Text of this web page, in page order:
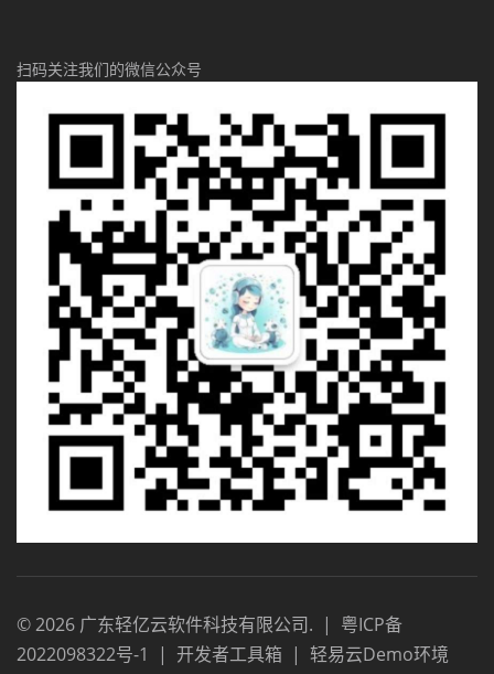
扫码关注我们的微信公众号
©2026 广东轻亿云软件科技有限公司. | 粤ICP备
2022098322号-1
| 开发者工具箱 | 轻易云Demo环境